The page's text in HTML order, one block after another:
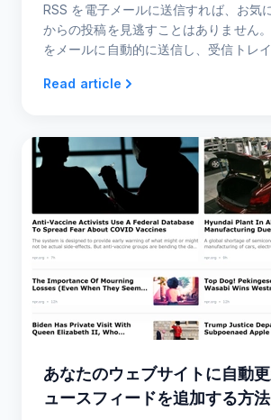
RSS を電子メールに送信すれば、お気
からの投稿を見逃すことはありません
をメールに自動的に送信し、受信トレ
Read article
あなたのウェブサイトに自動
ュースフィードを追加する方法